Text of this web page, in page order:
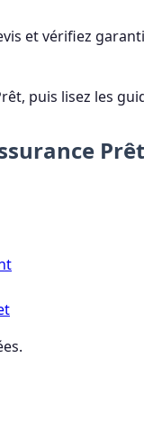
et vérifiez
puis lisez les
Prêt